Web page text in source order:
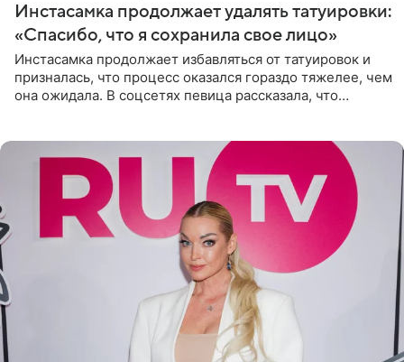
Инстасамка продолжает удалять татуировки:
«Спасибо, что я сохранила свое лицо»
Инстасамка продолжает избавляться от татуировок и
призналась, что процесс оказался гораздо тяжелее, чем
она ожидала. В соцсетях певица рассказала, что